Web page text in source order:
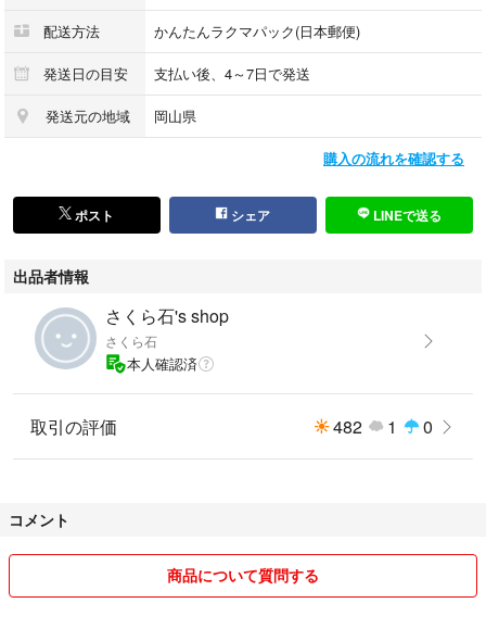
配送方法 かんたんラクマパック(日本郵便)
発送日の目安 支払い後、4～7日で発送
発送元の地域 岡山県
購入の流れを確認する
ポスト シェア LINEで送る
出品者情報
さくら石's shop
さくら石
本人確認済
取引の評価 482 1 0
コメント
商品について質問する